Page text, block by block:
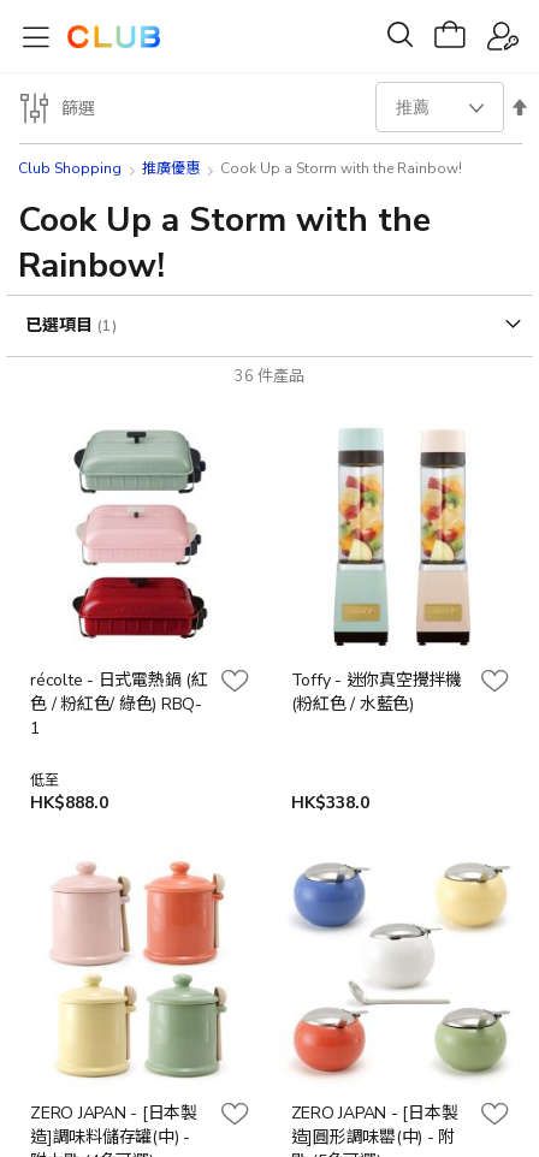
Club Shopping 推廣優惠 Cook Up a Storm with the Rainbow!
Cook Up a Storm with the
Rainbow!
36 件產品
設
向
récolte - 日式電熱鍋 (紅
色 / 粉紅色/ 綠色) RBQ-
1
低至
HK$888.0
Toffy - 迷你真空攪拌機
(粉紅色 / 水藍色)
HK$338.0
ZERO JAPAN - [日本製
造]調味料儲存罐(中) -
ZERO JAPAN - [日本製
造]圓形調味罌(中) - 附
篩選
已選項目